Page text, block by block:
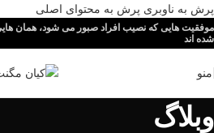
پرش به ناوبری پرش به محتوای اصلی
موفقیت هایی که نصیب افراد صبور می شود، همان
شده اند
منو
وبلاگ